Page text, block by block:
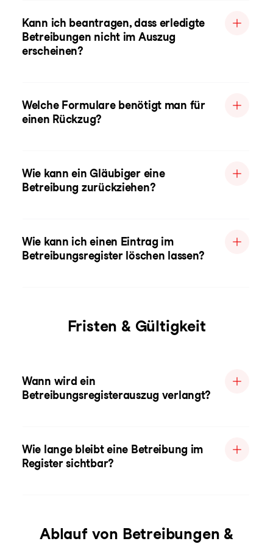
Kann ich beantragen, dass erledigte
Betreibungen nicht im Auszug
erscheinen?
Welche Formulare benötigt man für
einen Rückzug?
Wie kann ein Gläubiger eine
Betreibung zurückziehen?
Wie kann ich einen Eintrag im
Betreibungsregister löschen lassen?
Fristen & Gültigkeit
Wann wird ein
Betreibungsregisterauszug verlangt?
Wie lange bleibt eine Betreibung im
Register sichtbar?
Ablauf von Betreibungen &